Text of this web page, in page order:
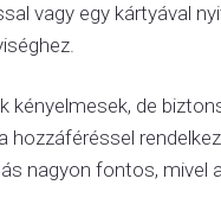
vagy egy kártyával
kényelmesek, de
hozzáféréssel
nagyon fontos, mivel